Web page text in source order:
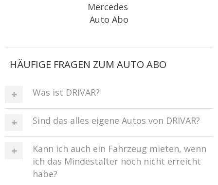
Mercedes
Auto Abo
HÄUFIGE FRAGEN ZUM AUTO ABO
Was ist DRIVAR?
Sind das alles eigene Autos von DRIVAR?
Kann ich auch ein Fahrzeug mieten, wenn
ich das Mindestalter noch nicht erreicht
habe?